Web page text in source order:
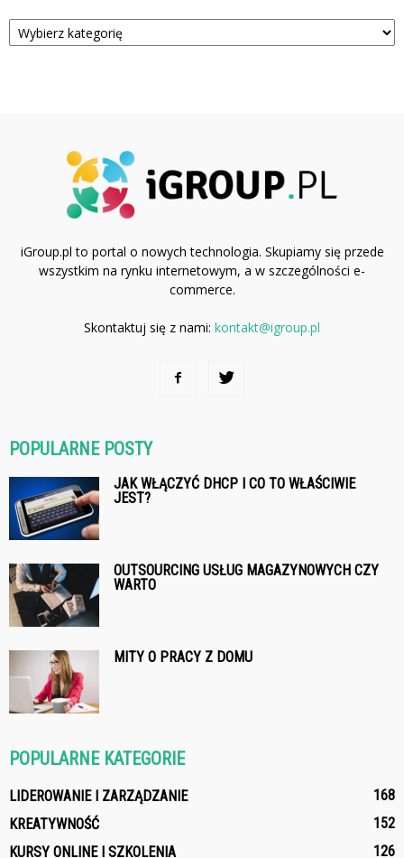
Kategorie
iGroup.pl to portal o nowych technologia. Skupiamy się przede
wszystkim na rynku internetowym, a w szczególności e-
commerce.
Skontaktuj się z nami: kontakt@igroup.pl
POPULARNE POSTY
JAK WŁĄCZYĆ DHCP I CO TO WŁAŚCIWIE
JEST?
OUTSOURCING USŁUG MAGAZYNOWYCH CZY
WARTO
MITY O PRACY Z DOMU
POPULARNE KATEGORIE
LIDEROWANIE I ZARZĄDZANIE
168
KREATYWNOŚĆ
152
KURSY ONLINE I SZKOLENIA
126